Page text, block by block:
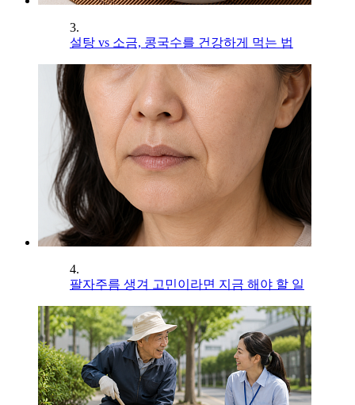
3.
설탕 vs 소금, 콩국수를 건강하게 먹는 법
4.
팔자주름 생겨 고민이라면 지금 해야 할 일